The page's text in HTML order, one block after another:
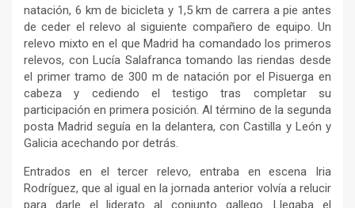
natación, 6 km de bicicleta y 1,5 km de carrera a pie antes
de ceder el relevo al siguiente compañero de equipo. Un
relevo mixto en el que Madrid ha comandado los primeros
relevos, con Lucía Salafranca tomando las riendas desde
el primer tramo de 300 m de natación por el Pisuerga en
cabeza y cediendo el testigo tras completar su
participación en primera posición. Al término de la segunda
posta Madrid seguía en la delantera, con Castilla y León y
Galicia acechando por detrás.
Entrados en el tercer relevo, entraba en escena Iria
Rodríguez, que al igual en la jornada anterior volvía a relucir
para darle el liderato al conjunto gallego. Llegaba el